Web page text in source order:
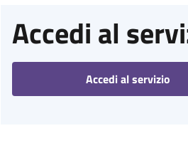
Accedi al
Accedi al servizio